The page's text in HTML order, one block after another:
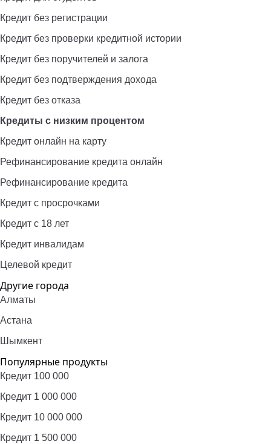
Кредит без регистрации
Кредит без проверки кредитной истории
Кредит без поручителей и залога
Кредит без подтверждения дохода
Кредит без отказа
Кредиты с низким процентом
Кредит онлайн на карту
Рефинансирование кредита онлайн
Рефинансирование кредита
Кредит с просрочками
Кредит с 18 лет
Кредит инвалидам
Целевой кредит
Другие города
Алматы
Астана
Шымкент
Популярные продукты
Кредит 100 000
Кредит 1 000 000
Кредит 10 000 000
Кредит 1 500 000